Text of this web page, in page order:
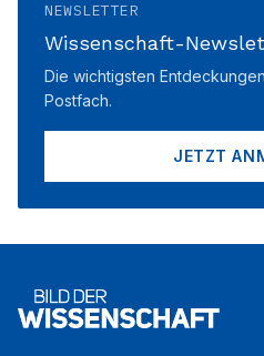
NEWSLETTER
Wissenschaft-
Die wichtigsten
Postfach.
JETZT